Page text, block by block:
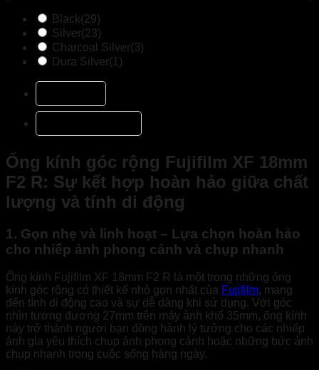
Black(29)
Silver(23)
Charcoal Silver(3)
Dura Silver(1)
Ống kính góc rộng Fujifilm XF 18mm
F2 R: Sự kết hợp hoàn hảo giữa chất
lượng và tính di động
1. Gọn nhẹ và linh hoạt – Lựa chọn hoàn hảo
cho nhiếp ảnh phong cảnh và chụp nhanh
Ống kính Fujifilm XF 18mm F2 R là một trong những ống
kính góc rộng có thiết kế nhỏ gọn nhất của Fujifilm, mang
đến tính di động cao và sự dễ dàng khi sử dụng. Với góc
nhìn tương đương 27mm trên máy ảnh khổ 35mm, ống kính
này trở thành người bạn đồng hành lý tưởng cho các nhiếp
ảnh gia yêu thích chụp ảnh phong cảnh hoặc những bức ảnh
chụp nhanh trong cuộc sống hàng ngày.